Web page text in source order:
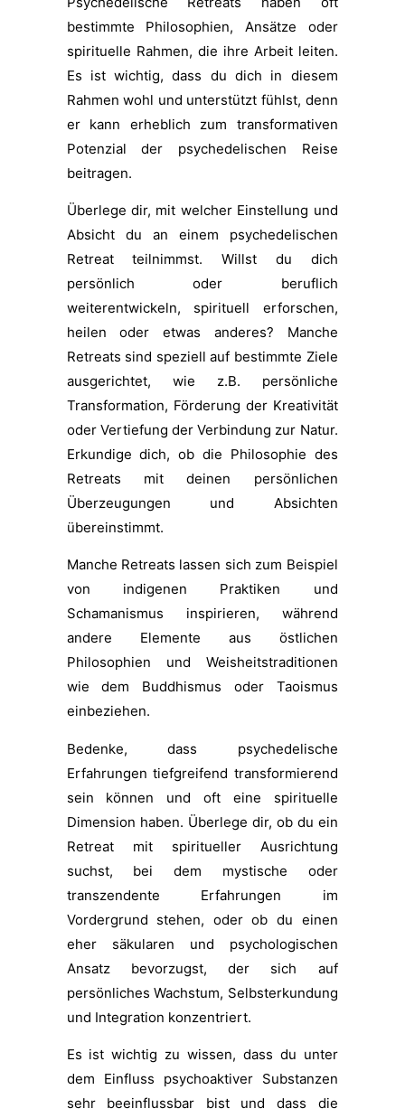
bestimmte Philosophien, Ansätze oder
spirituelle Rahmen, die ihre Arbeit leiten.
Es ist wichtig, dass du dich in diesem
Rahmen wohl und unterstützt fühlst, denn
er kann erheblich zum transformativen
Potenzial der psychedelischen Reise
beitragen.
Überlege dir, mit welcher Einstellung und
Absicht du an einem psychedelischen
Retreat teilnimmst. Willst du dich
persönlich oder beruflich
weiterentwickeln, spirituell erforschen,
heilen oder etwas anderes? Manche
Retreats sind speziell auf bestimmte Ziele
ausgerichtet, wie z.B. persönliche
Transformation, Förderung der Kreativität
oder Vertiefung der Verbindung zur Natur.
Erkundige dich, ob die Philosophie des
Retreats mit deinen persönlichen
Überzeugungen und Absichten
übereinstimmt.
Manche Retreats lassen sich zum Beispiel
von indigenen Praktiken und
Schamanismus inspirieren, während
andere Elemente aus östlichen
Philosophien und Weisheitstraditionen
wie dem Buddhismus oder Taoismus
einbeziehen.
Bedenke, dass psychedelische
Erfahrungen tiefgreifend transformierend
sein können und oft eine spirituelle
Dimension haben. Überlege dir, ob du ein
Retreat mit spiritueller Ausrichtung
suchst, bei dem mystische oder
transzendente Erfahrungen im
Vordergrund stehen, oder ob du einen
eher säkularen und psychologischen
Ansatz bevorzugst, der sich auf
persönliches Wachstum, Selbsterkundung
und Integration konzentriert.
Es ist wichtig zu wissen, dass du unter
dem Einfluss psychoaktiver Substanzen
sehr beeinflussbar bist und dass die